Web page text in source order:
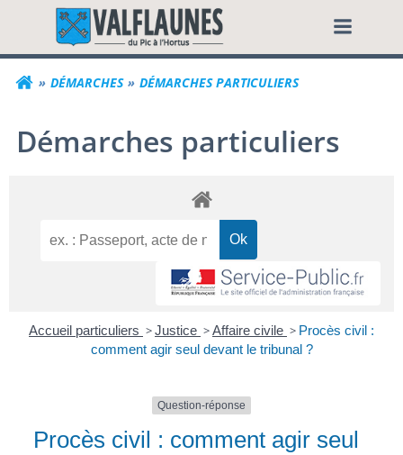
contenuCommune de
DÉMARCHES DÉMARCHES PARTICULIERS
Démarches particuliers
Accueil particuliers >Justice >Affaire civile > Procès civil :
comment agir seul devant le tribunal ?
Question-réponse
Procès civil : comment agir seul